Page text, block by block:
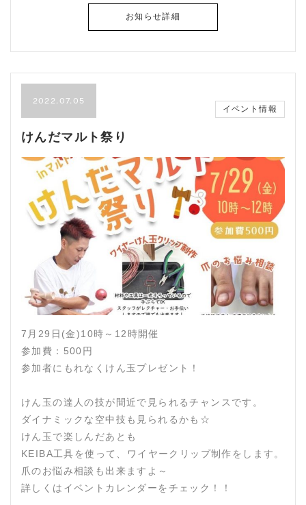
お知らせ詳細
2022.07.05
イベント情報
けんだマルト祭り
7月29日(金)10時～12時開催
参加費：500円
参加者にもれなくけん玉プレゼント！
けん玉の達人の技が間近で見られるチャンスです。
ダイナミックな空中技も見られるかも☆
けん玉で楽しんだあとも
KEIBA工具を使って、ワイヤークリップ制作をします。
爪のお悩み相談も出来ますよ～
詳しくはイベントカレンダーをチェック！！